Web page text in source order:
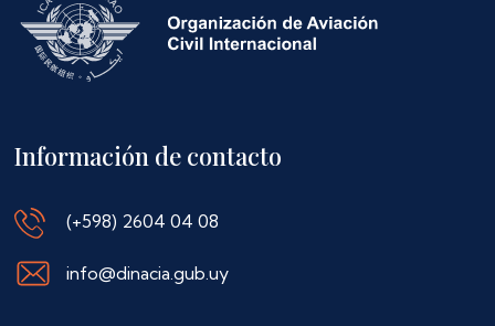
Información de contacto
(+598) 2604 04 08
info@dinacia.gub.uy